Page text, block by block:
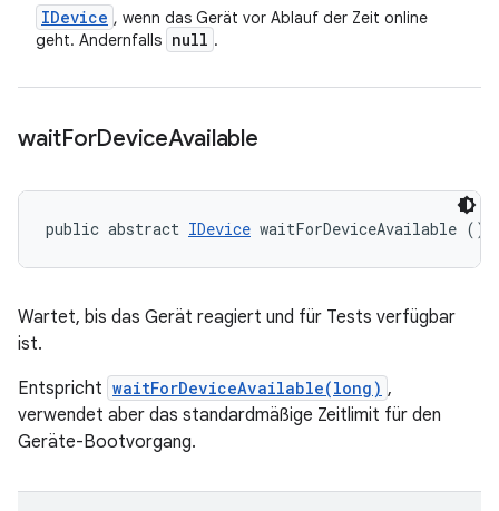
IDevice , wenn das Gerät vor Ablauf der Zeit online
geht. Andernfalls null .
waitForDeviceAvailable
public abstract IDevice waitForDeviceAvailable ()
Wartet, bis das Gerät reagiert und für Tests verfügbar
ist.
Entspricht waitForDeviceAvailable(long) ,
verwendet aber das standardmäßige Zeitlimit für den
Geräte-Bootvorgang.